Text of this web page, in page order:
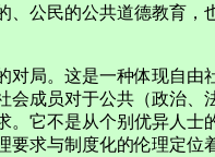
、公民的公共道德教育
局。这是一种体现自由
会成员对于公共（政治
。它不是从个别优异人
要求与制度化的伦理定